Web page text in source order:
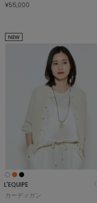
¥55,000
NEW
L'EQUIPE
カーディガン